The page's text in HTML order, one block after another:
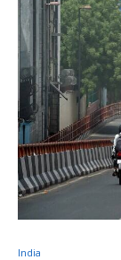
India